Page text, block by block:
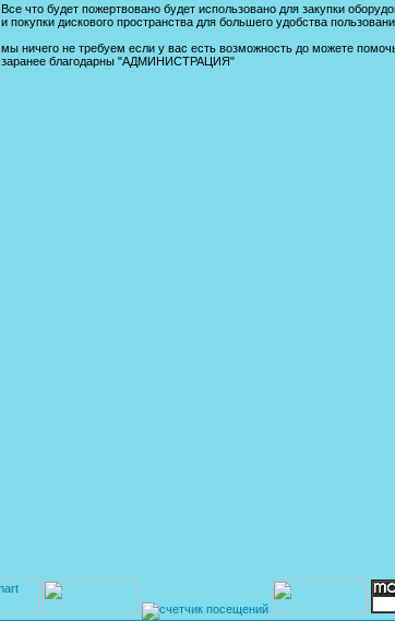
Все что будет пожертвовано будет использовано для закупки
и покупки дискового пространства для большего удобства
мы ничего не требуем если у вас есть возможность до можете
заранее благодарны "АДМИНИСТРАЦИЯ"